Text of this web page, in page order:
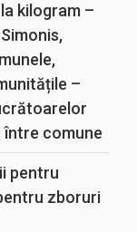
kilogram –
–
între comune
pentru
zboruri